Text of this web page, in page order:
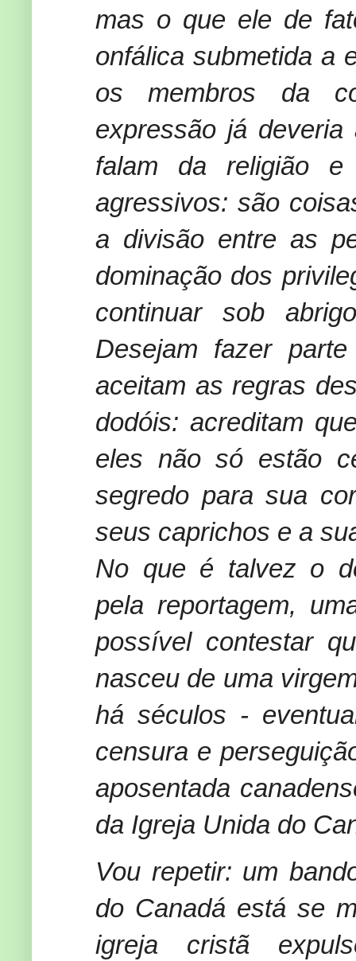
mas o que ele de
onfálica submetida a
os membros da
expressão já
falam da religião
agressivos: são
a divisão entre as
dominação dos
continuar sob
Desejam fazer
aceitam as regras
dodóis: acreditam
eles não só estão
segredo para sua
seus caprichos e a
No que é talvez o
pela reportagem,
possível contestar
nasceu de uma
há séculos -
censura e
aposentada
da Igreja Unida do
Vou repetir: um
do Canadá está se
igreja cristã